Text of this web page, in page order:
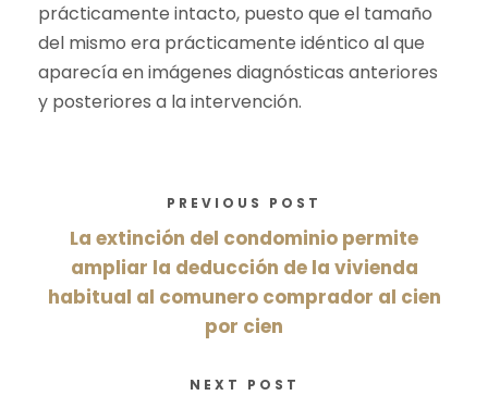
prácticamente intacto, puesto que el tamaño
del mismo era prácticamente idéntico al que
aparecía en imágenes diagnósticas anteriores
y posteriores a la intervención.
PREVIOUS POST
La extinción del condominio permite
ampliar la deducción de la vivienda
habitual al comunero comprador al cien
por cien
NEXT POST